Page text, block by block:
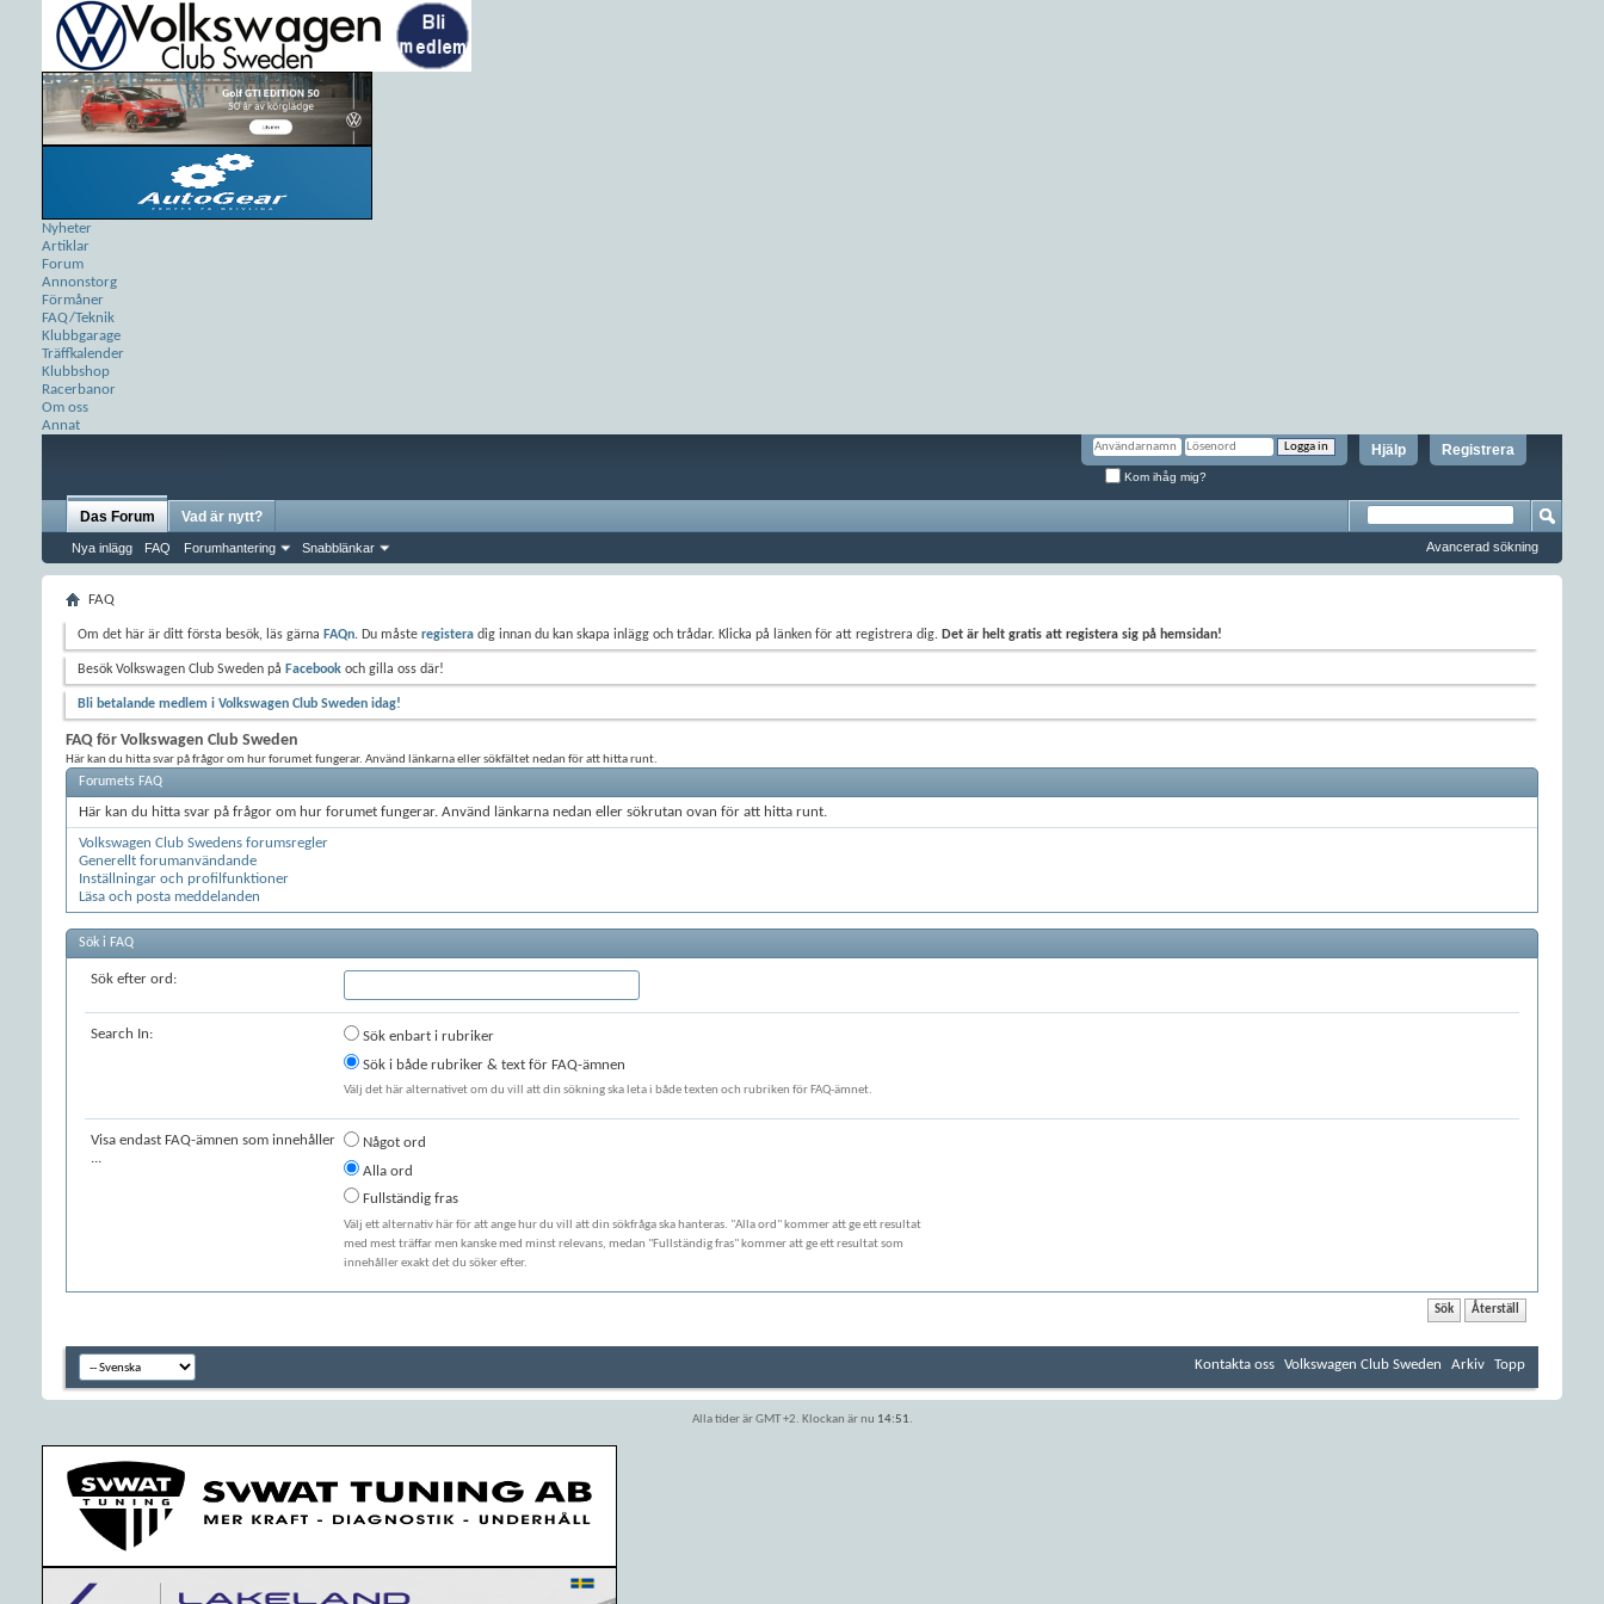
Nyheter
Artiklar
Forum
Annonstorg
Förmåner
FAQ/Teknik
Klubbgarage
Träffkalender
Klubbshop
Racerbanor
Om oss
Annat
Registrera
Hjälp
Kom ihåg mig?
Das Forum
Nya inlägg FAQ Forumhantering Snabblänkar
Vad är nytt?
Avancerad sökning
FAQ
Om det här är ditt första besök, läs gärna FAQn. Du måste registera dig innan du kan skapa inlägg och trådar. Klicka på länken för att registrera dig. Det är helt gratis att registera sig på hemsidan!
Besök Volkswagen Club Sweden på Facebook och gilla oss där!
Bli betalande medlem i Volkswagen Club Sweden idag!
FAQ för Volkswagen Club Sweden
Här kan du hitta svar på frågor om hur forumet fungerar. Använd länkarna eller sökfältet nedan för att hitta runt.
Forumets FAQ
Här kan du hitta svar på frågor om hur forumet fungerar. Använd länkarna nedan eller sökrutan ovan för att hitta runt.
Volkswagen Club Swedens forumsregler
Generellt forumanvändande
Inställningar och profilfunktioner
Läsa och posta meddelanden
Sök i FAQ
Sök efter ord:
Search In:
Sök enbart i rubriker
Sök i både rubriker & text för FAQ-ämnen
Välj det här alternativet om du vill att din sökning ska leta i både texten och rubriken för FAQ-ämnet.
Visa endast FAQ-ämnen som innehåller
...
Något ord
Alla ord
Fullständig fras
Välj ett alternativ här för att ange hur du vill att din sökfråga ska hanteras. "Alla ord" kommer att ge ett resultat
med mest träffar men kanske med minst relevans, medan "Fullständig fras" kommer att ge ett resultat som
innehåller exakt det du söker efter.
Kontakta oss Volkswagen Club Sweden Arkiv Topp
Alla tider är GMT +2. Klockan är nu 14:51.